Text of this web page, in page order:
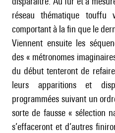
réseau thématique
comportant à la fin que le
Viennent ensuite les
des « métronomes
du début tenteront de
leurs apparitions et
programmées suivant un
sorte de fausse « sélection
s’effaceront et d’autres